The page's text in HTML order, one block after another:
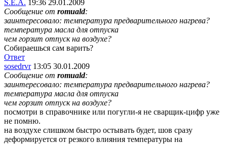
S.E.A. 19:36 29.01.2009
Сообщение от romuald:
заинтересовало: температура предварительного нагрева?
температура масла для отпуска
чем горзит отпуск на воздухе?
Собираешься сам варить?
Ответ
sosedrvr13:05 30.01.2009
Сообщение от romuald:
заинтересовало: температура предварительного нагрева?
температура масла для отпуска
чем горзит отпуск на воздухе?
посмотри в справочнике или погугли-я не сварщик-цифр уже
не помню.
на воздухе слишком быстро остывать будет, шов сразу
деформируется от резкого влияния температуры на